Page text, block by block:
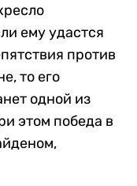
ему удастся
против
то его
одной из
этом победа в